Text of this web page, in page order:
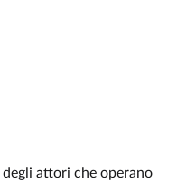
degli attori che operano